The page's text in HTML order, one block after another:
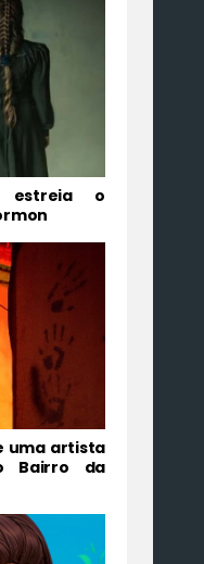
estreia o
uma artista
Bairro da